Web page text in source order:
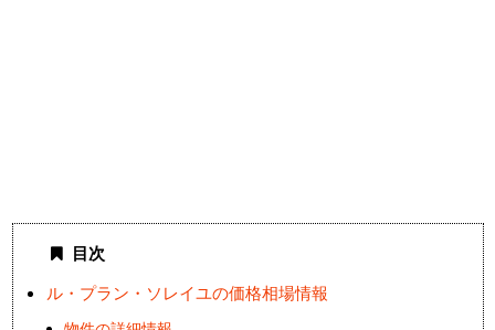
目次
ル・プラン・ソレイユの価格相場情報